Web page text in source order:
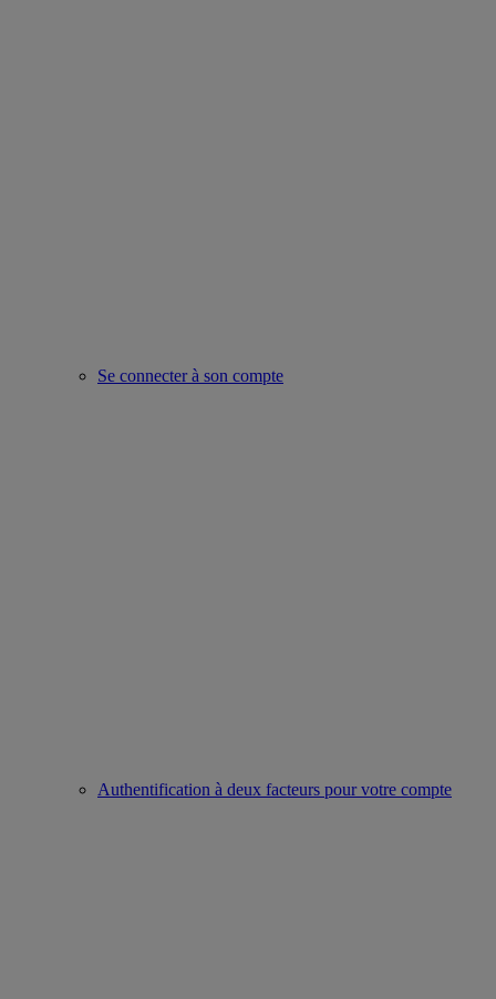
Se connecter à son compte
Authentification à deux facteurs pour votre compte